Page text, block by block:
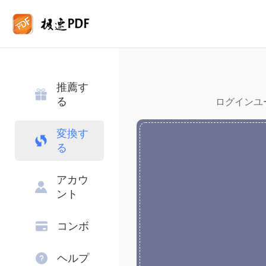
推薦す
る
変換す
る
アカウ
ント
コンボ
ヘルプ
ログイン